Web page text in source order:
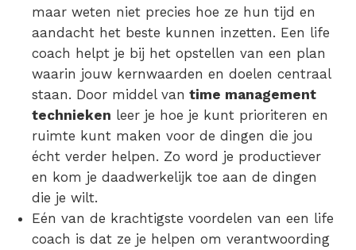
maar weten niet precies hoe ze hun tijd en
aandacht het beste kunnen inzetten. Een life
coach helpt je bij het opstellen van een plan
waarin jouw kernwaarden en doelen centraal
staan. Door middel van time management
technieken leer je hoe je kunt prioriteren en
ruimte kunt maken voor de dingen die jou
écht verder helpen. Zo word je productiever
en kom je daadwerkelijk toe aan de dingen
die je wilt.
Eén van de krachtigste voordelen van een life
coach is dat ze je helpen om verantwoording